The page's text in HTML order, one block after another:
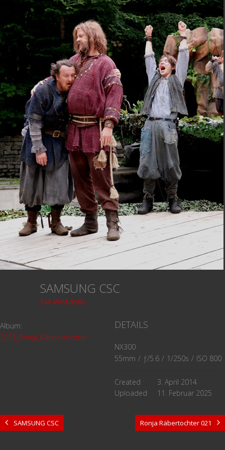
SAMSUNG CSC
SM-WPAdmin
Album:
2021_Ronja_Räubertochter
DETAILS
NX300
55mm / ƒ/5.6 / 1/250s / ISO 800
Created
3. April 2014
Uploaded
11. Februar 2025
SAMSUNG CSC Ronja Räbertochter 021